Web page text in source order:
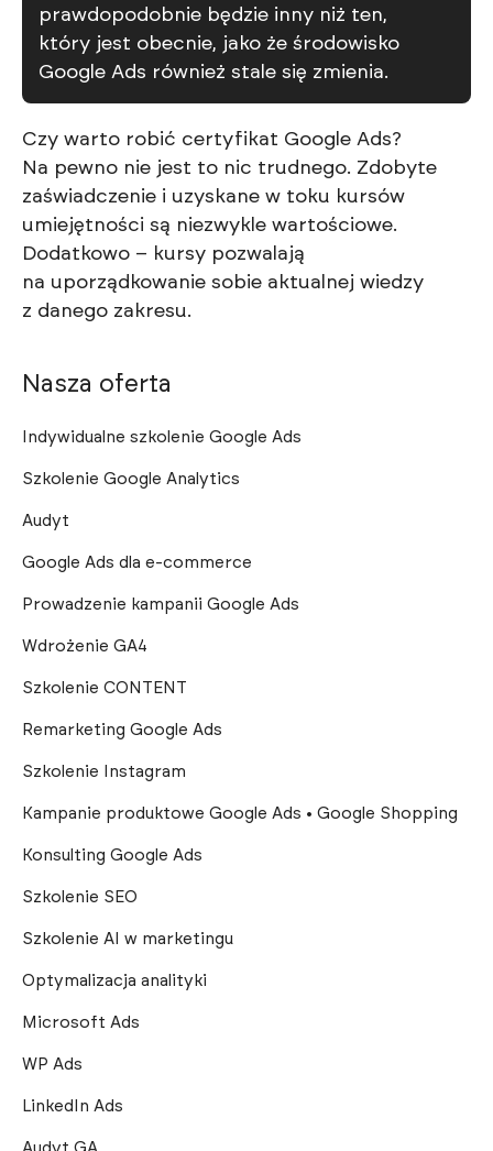
prawdopodobnie będzie inny niż ten,
który jest obecnie, jako że środowisko
Google Ads również stale się zmienia.
Czy warto robić certyfikat Google Ads?
Na pewno nie jest to nic trudnego. Zdobyte
zaświadczenie i uzyskane w toku kursów
umiejętności są niezwykle wartościowe.
Dodatkowo – kursy pozwalają
na uporządkowanie sobie aktualnej wiedzy
z danego zakresu.
Nasza oferta
Indywidualne szkolenie Google Ads
Szkolenie Google Analytics
Audyt
Google Ads dla e-commerce
Prowadzenie kampanii Google Ads
Wdrożenie GA4
Szkolenie CONTENT
Remarketing Google Ads
Szkolenie Instagram
Kampanie produktowe Google Ads • Google Shopping
Konsulting Google Ads
Szkolenie SEO
Szkolenie AI w marketingu
Optymalizacja analityki
Microsoft Ads
WP Ads
LinkedIn Ads